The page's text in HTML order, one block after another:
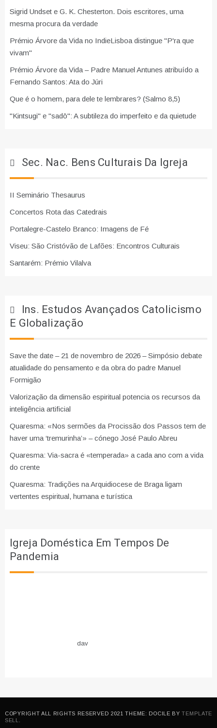
Sigrid Undset e G. K. Chesterton. Dois escritores, uma
mesma procura da verdade
Prémio Árvore da Vida no IndieLisboa distingue "P'ra que
vivam"
Prémio Árvore da Vida – Padre Manuel Antunes atribuído a
Fernando Santos: Ata do Júri
Que é o homem, para dele te lembrares? (Salmo 8,5)
"Kintsugi" e "sadō": A subtileza do imperfeito e da quietude
Sec. Nac. Bens Culturais Da Igreja
II Seminário Thesaurus
Concertos Rota das Catedrais
Portalegre-Castelo Branco: Imagens de Fé
Viseu: São Cristóvão de Lafões: Encontros Culturais
Santarém: Prémio Vilalva
Ins. Estudos Avançados Catolicismo
E Globalização
Save the date – 21 de novembro de 2026 – Simpósio debate
atualidade do pensamento e da obra do padre Manuel
Formigão
Valorização da dimensão espiritual potencia os recursos da
inteligência artificial
Quaresma: «Nos sermões da Procissão dos Passos tem de
haver uma ‘tremurinha’» – cónego José Paulo Abreu
Quaresma: Via-sacra é «temperada» a cada ano com a vida
do crente
Quaresma: Tradições na Arquidiocese de Braga ligam
vertentes espiritual, humana e turística
Igreja Doméstica Em Tempos De
Pandemia
dav
COPYRIGHT ALL RIGHTS RESERVED 2021 THEME: DOCILE BYTEMPLATE
SELL